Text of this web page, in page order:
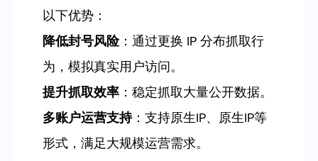
以下优势：
降低封号风险：通过更换 IP 分布抓取行
为，模拟真实用户访问。
提升抓取效率 ：稳定抓取大量公开数据。
多账户运营支持：支持原生IP、原生IP等
形式，满足大规模运营需求。